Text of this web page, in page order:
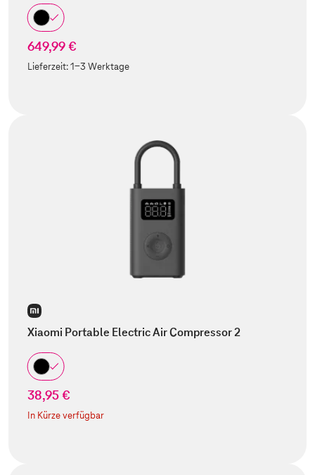
649,99 €
Lieferzeit:1-3 Werktage
Xiaomi Portable Electric Air Compressor 2
38,95 €
In Kürze verfügbar